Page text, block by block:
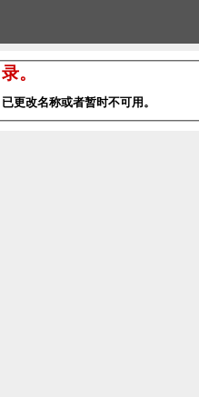
。
更改名称或者暂时不可用。